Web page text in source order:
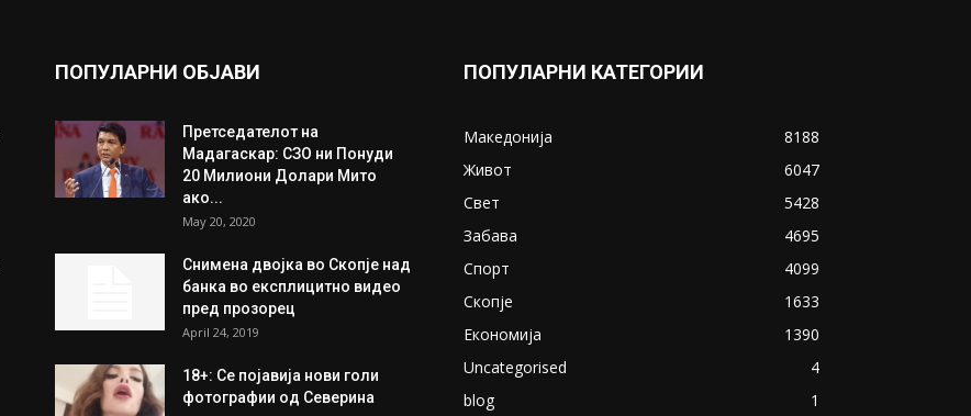
ПОПУЛАРНИ ОБЈАВИ
Претседателот на
Мадагаскар: СЗО ни Понуди
20 Милиони Долари Мито
ако...
May 20, 2020
Снимена двојка во Скопје над
банка во експлицитно видео
пред прозорец
April 24, 2019
18+: Се појавија нови голи
фотографии од Северина
ПОПУЛАРНИ КАТЕГОРИИ
Македонија
8188
Живот
6047
Свет
5428
Забава
4695
Спорт
4099
Скопје
1633
Економија
1390
Uncategorised
4
blog
1